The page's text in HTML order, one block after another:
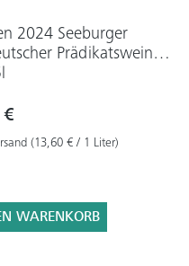
2024 Seeburger
Prädikatswein
(13,60 € / 1 Liter)
WARENKORB